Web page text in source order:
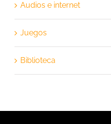
Audios e internet
Juegos
Biblioteca